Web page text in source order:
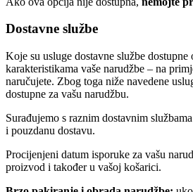
Dostavne službe
Koje su usluge dostavne službe
karakteristikama vaše narudžbe – na
naručujete. Zbog toga niže navedene
dostupne za vašu narudžbu.
Surađujemo s raznim dostavnim
i pouzdanu dostavu.
Procijenjeni datum isporuke za vašu
proizvod i također u vašoj košarici.